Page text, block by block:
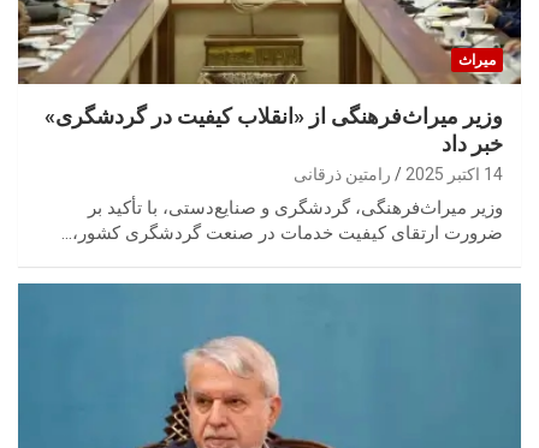
میراث
وزیر میراث‌فرهنگی از «انقلاب کیفیت در گردشگری»
خبر داد
14 اکتبر 2025 رامتین ذرقانی
وزیر میراث‌فرهنگی، گردشگری و صنایع‌دستی، با تأکید بر
ضرورت ارتقای کیفیت خدمات در صنعت گردشگری کشور،…